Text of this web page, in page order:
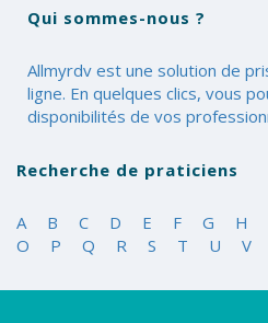
Qui sommes-nous ?
Allmyrdv est une solution de
ligne. En quelques clics, vous
disponibilités de vos
Recherche de praticiens
A B C D E F G H
O
P Q R S T U V